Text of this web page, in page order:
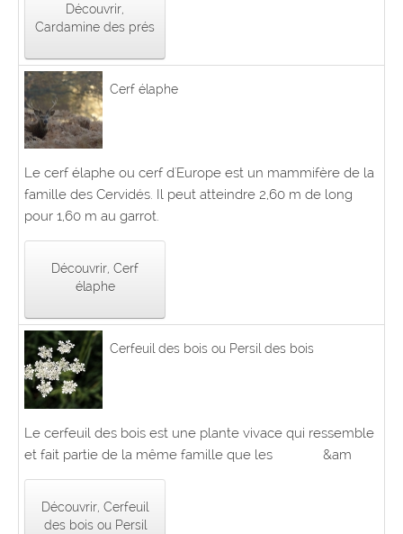
Découvrir,
Cardamine des prés
Cerf élaphe
Le cerf élaphe ou cerf d'Europe est un mammifère de la
famille des Cervidés. Il peut atteindre 2,60 m de long
pour 1,60 m au garrot.
Découvrir, Cerf
élaphe
Cerfeuil des bois ou Persil des bois
Le cerfeuil des bois est une plante vivace qui ressemble
et fait partie de la même famille que les &am
Découvrir, Cerfeuil
des bois ou Persil